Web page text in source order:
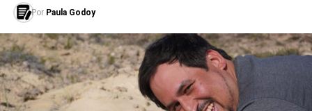
tiempos! La escuela de
actuación de Victoria
Murtagh se enorgullece
en presentar “El enfermo
Por Paula Godoy